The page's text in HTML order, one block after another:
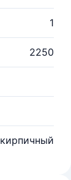
1
2250
кирпичный